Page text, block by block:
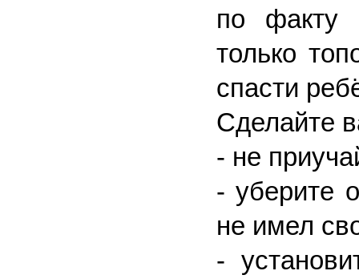
по факту
только
спасти
Сделайте
- не
- уберите
не имел
-